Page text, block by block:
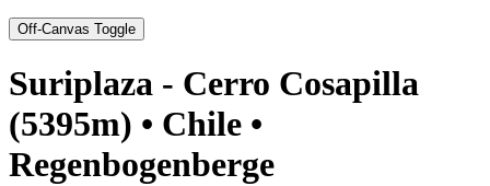
Off-Canvas Toggle
Suriplaza - Cerro Cosapilla
(5395m) • Chile •
Regenbogenberge